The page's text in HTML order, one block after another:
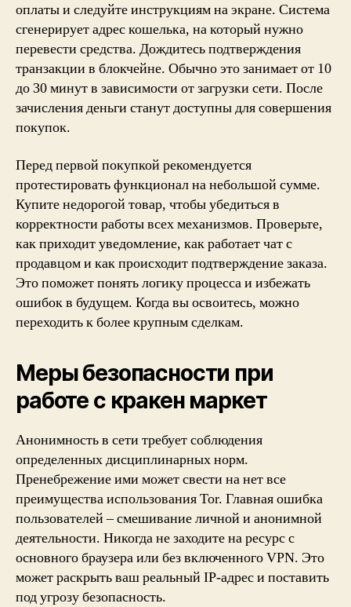
оплаты и следуйте инструкциям на экране. Система
сгенерирует адрес кошелька, на который нужно
перевести средства. Дождитесь подтверждения
транзакции в блокчейне. Обычно это занимает от 10
до 30 минут в зависимости от загрузки сети. После
зачисления деньги станут доступны для совершения
покупок.
Перед первой покупкой рекомендуется
протестировать функционал на небольшой сумме.
Купите недорогой товар, чтобы убедиться в
корректности работы всех механизмов. Проверьте,
как приходит уведомление, как работает чат с
продавцом и как происходит подтверждение заказа.
Это поможет понять логику процесса и избежать
ошибок в будущем. Когда вы освоитесь, можно
переходить к более крупным сделкам.
Меры безопасности при
работе с кракен маркет
Анонимность в сети требует соблюдения
определенных дисциплинарных норм.
Пренебрежение ими может свести на нет все
преимущества использования Tor. Главная ошибка
пользователей – смешивание личной и анонимной
деятельности. Никогда не заходите на ресурс с
основного браузера или без включенного VPN. Это
может раскрыть ваш реальный IP-адрес и поставить
под угрозу безопасность.